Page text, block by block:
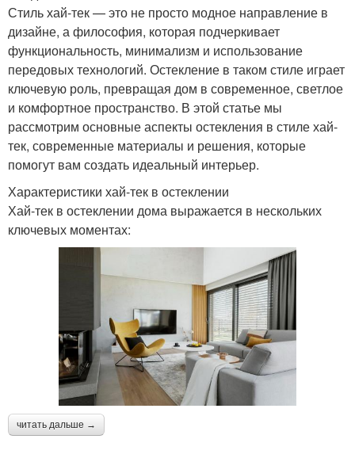
Стиль хай-тек — это не просто модное направление в
дизайне, а философия, которая подчеркивает
функциональность, минимализм и использование
передовых технологий. Остекление в таком стиле играет
ключевую роль, превращая дом в современное, светлое
и комфортное пространство. В этой статье мы
рассмотрим основные аспекты остекления в стиле хай-
тек, современные материалы и решения, которые
помогут вам создать идеальный интерьер.
Характеристики хай-тек в остеклении
Хай-тек в остеклении дома выражается в нескольких
ключевых моментах:
читать дальше →